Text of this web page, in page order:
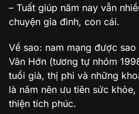
– Tuất giúp năm nay vẫn
chuyện gia đình, con cái.
Về sao: nam mạng được
Vân Hớn (tương tự nhóm
tuổi già, thị phi và những
là năm nên ưu tiên sức
thiện tích phúc.